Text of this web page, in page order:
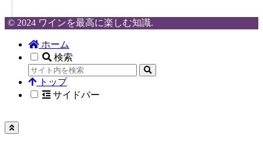
© 2024 ワインを最高に楽しむ知識.
ホーム
検索
トップ
サイドバー